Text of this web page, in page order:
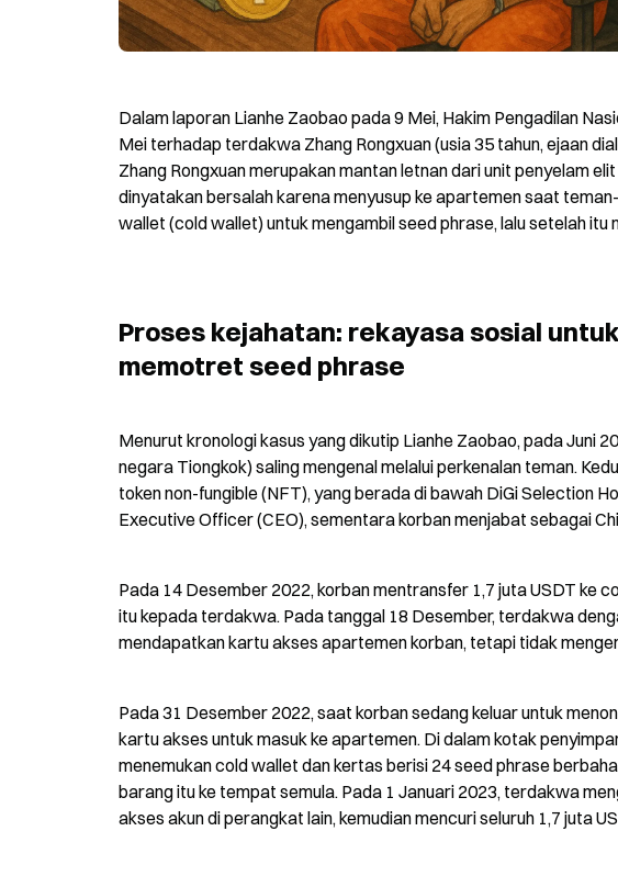
Dalam laporan Lianhe Zaobao pada 9 Mei, Hakim Pengadilan
Mei terhadap terdakwa Zhang Rongxuan (usia 35 tahun, ejaan
Zhang Rongxuan merupakan mantan letnan dari unit penyelam
dinyatakan bersalah karena menyusup ke apartemen saat
wallet (cold wallet) untuk mengambil seed phrase, lalu setelah itu
Proses kejahatan: rekayasa sosial
memotret seed phrase
Menurut kronologi kasus yang dikutip Lianhe Zaobao, pada Juni
negara Tiongkok) saling mengenal melalui perkenalan teman.
token non-fungible (NFT), yang berada di bawah DiGi Selection
Executive Officer (CEO), sementara korban menjabat sebagai
Pada 14 Desember 2022, korban mentransfer 1,7 juta USDT ke
itu kepada terdakwa. Pada tanggal 18 Desember, terdakwa
mendapatkan kartu akses apartemen korban, tetapi tidak
Pada 31 Desember 2022, saat korban sedang keluar untuk
kartu akses untuk masuk ke apartemen. Di dalam kotak
menemukan cold wallet dan kertas berisi 24 seed phrase
barang itu ke tempat semula. Pada 1 Januari 2023, terdakwa
akses akun di perangkat lain, kemudian mencuri seluruh 1,7 juta